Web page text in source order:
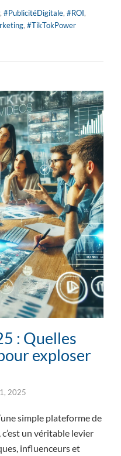
, #PublicitéDigitale, #ROI,
, #TikTokPower
: Quelles
exploser
2025
simple plateforme de
un véritable levier
influenceurs et